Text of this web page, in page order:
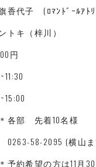
代子 (ﾛﾏﾝﾄﾞｰﾙｱﾄﾘ
キ（梓川）
円
着10名様
58-2095 (横山ま
方は11月30日